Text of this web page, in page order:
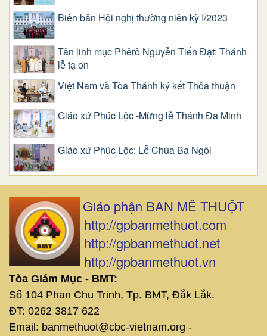
Biên bản Hội nghị thường niên kỳ I/2023
Tân linh mục Phêrô Nguyễn Tiến Đạt: Thánh
lễ tạ ơn
Việt Nam và Tòa Thánh ký kết Thỏa thuận
Giáo xứ Phúc Lộc -Mừng lễ Thánh Đa Minh
Giáo xứ Phúc Lộc: Lễ Chúa Ba Ngôi
Giáo phận BAN MÊ THUỘT
http://gpbanmethuot.com
http://gpbanmethuot.net
http://gpbanmethuot.vn
Tòa Giám Mục - BMT:
Số 104 Phan Chu Trinh, Tp. BMT, Đắk Lắk.
ĐT: 0262 3817 622
Email: banmethuot@cbc-vietnam.org -